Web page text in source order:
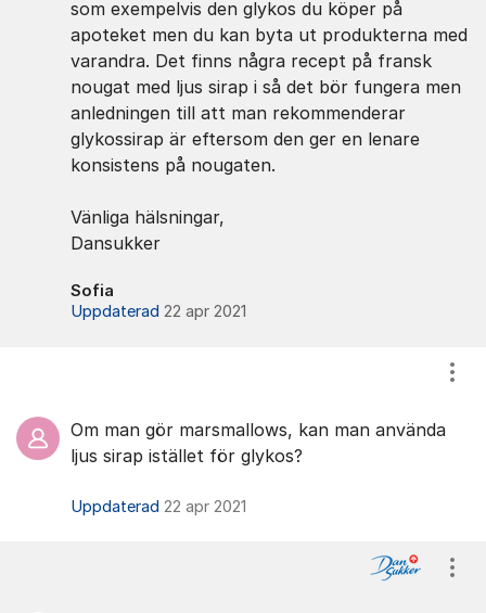
som exempelvis den glykos du köper på
apoteket men du kan byta ut produkterna med
varandra. Det finns några recept på fransk
nougat med ljus sirap i så det bör fungera men
anledningen till att man rekommenderar
glykossirap är eftersom den ger en lenare
konsistens på nougaten.
Vänliga hälsningar,
Dansukker
Sofia
Uppdaterad 22 apr 2021
Om man gör marsmallows, kan man använda
ljus sirap istället för glykos?
Uppdaterad 22 apr 2021